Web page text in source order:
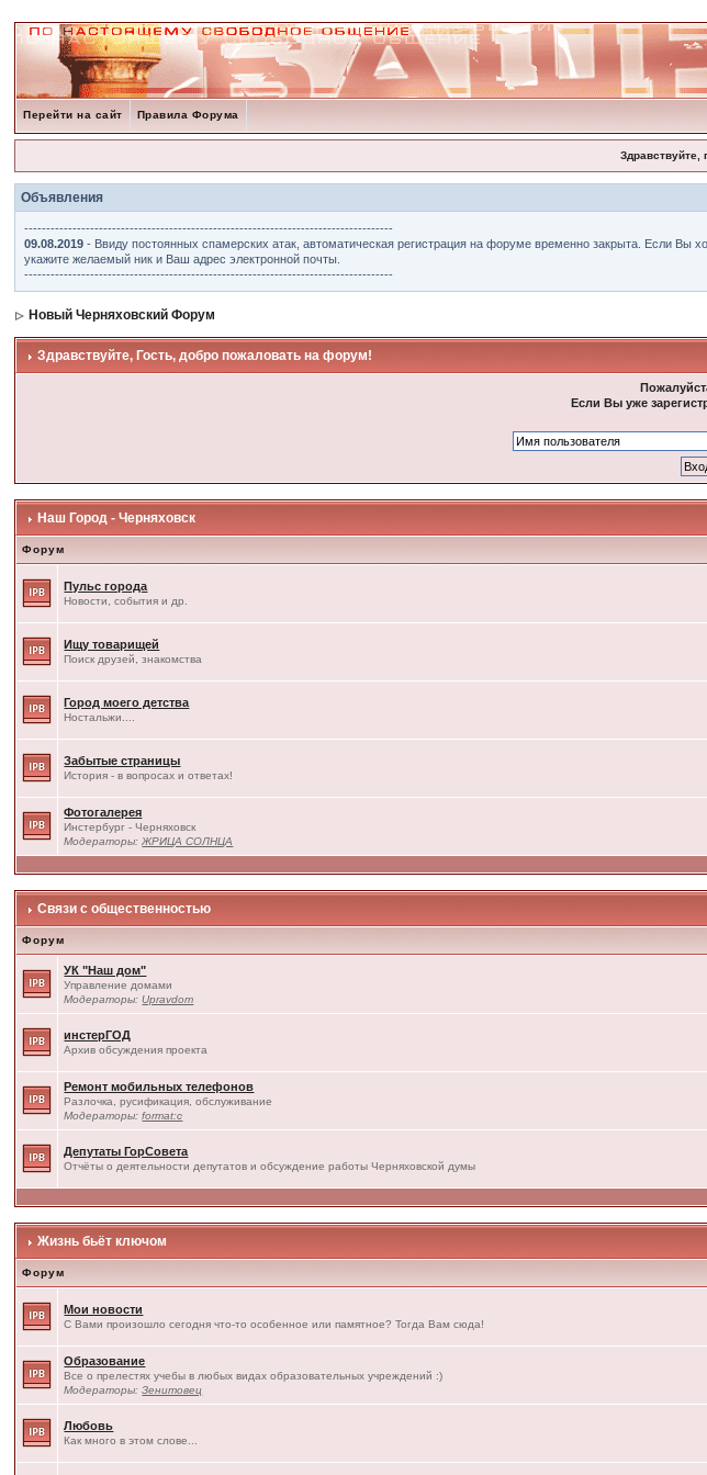
Перейти на сайт Правила Форума
Здравствуйте,
Объявления
------------------------------------------------------------------------------------
09.08.2019 - Ввиду постоянных спамерских атак, автоматическая регистрация на форуме временно закрыта. Если Вы
укажите желаемый ник и Ваш адрес электронной почты.
------------------------------------------------------------------------------------
Новый Черняховский Форум
Здравствуйте, Гость, добро пожаловать на форум!
Если Вы уже
Наш Город - Черняховск
Форум
Пульс города
Новости, события и др.
Ищу товарищей
Поиск друзей, знакомства
Город моего детства
Ностальжи....
Забытые страницы
История - в вопросах и ответах!
Фотогалерея
Инстербург - Черняховск
Модераторы:ЖРИЦА СОЛНЦА
Связи с общественностью
Форум
УК "Наш дом"
Управление домами
Модераторы:Upravdom
инстерГОД
Архив обсуждения проекта
Ремонт мобильных телефонов
Разлочка, русификация, обслуживание
Модераторы:format:c
Депутаты ГорСовета
Отчёты о деятельности депутатов и обсуждение работы Черняховской думы
Жизнь бьёт ключом
Форум
Мои новости
С Вами произошло сегодня что-то особенное или памятное? Тогда Вам сюда!
Образование
Все о прелестях учебы в любых видах образовательных учреждений :)
Модераторы:Зенитовец
Любовь
Как много в этом слове...